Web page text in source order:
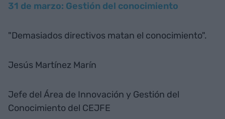
31 de marzo: Gestión del conocimiento
"Demasiados directivos matan el conocimiento".
Jesús Martínez Marín
Jefe del Área de Innovación y Gestión del
Conocimiento del CEJFE